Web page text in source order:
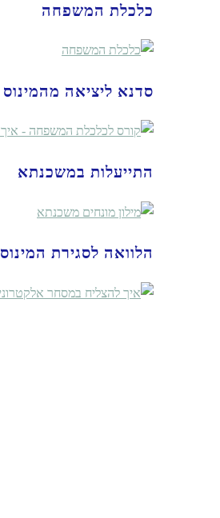
כלכלת המשפחה
סדנא ליציאה מהמינוס
התייעלות במשכנתא
הלוואה לסגירת המינוס